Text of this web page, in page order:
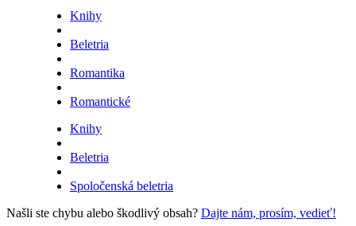
Knihy
Beletria
Romantika
Romantické
Knihy
Beletria
Spoločenská beletria
Našli ste chybu alebo škodlivý obsah? Dajte nám, prosím, vedieť!